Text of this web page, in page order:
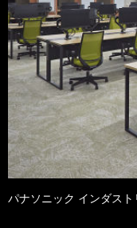
パナソニック インダス